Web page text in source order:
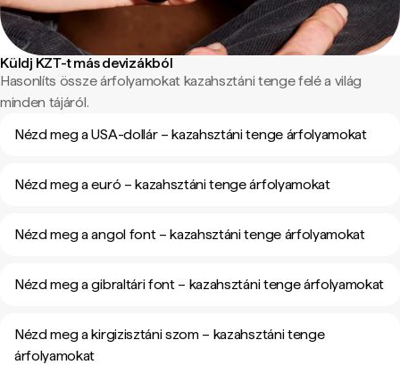
Küldj KZT-t más devizákból
Hasonlíts össze árfolyamokat kazahsztáni tenge felé a világ
minden tájáról.
Nézd meg a USA-dollár – kazahsztáni tenge árfolyamokat
Nézd meg a euró – kazahsztáni tenge árfolyamokat
Nézd meg a angol font – kazahsztáni tenge árfolyamokat
Nézd meg a gibraltári font – kazahsztáni tenge árfolyamokat
Nézd meg a kirgizisztáni szom – kazahsztáni tenge
árfolyamokat